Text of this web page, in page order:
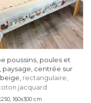
poussins, poules et
paysage, centrée sur
rectangulaire,
jacquard
160x300 cm